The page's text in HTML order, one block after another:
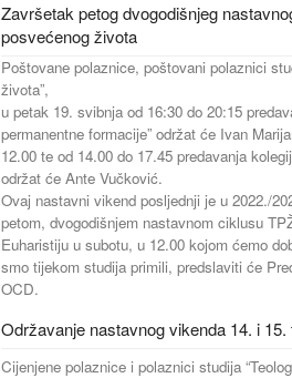
Završetak petog dvogodišnjeg
posvećenog života
Poštovane polaznice, poštovani polaznici
života”,
u petak 19. svibnja od 16:30 do 20:15
permanentne formacije” održat će Ivan
12.00 te od 14.00 do 17.45 predavanja
održat će Ante Vučković.
Ovaj nastavni vikend posljednji je u 2022./
petom, dvogodišnjem nastavnom ciklusu
Euharistiju u subotu, u 12.00 kojom ćemo
smo tijekom studija primili, predslaviti će
OCD.
Održavanje nastavnog vikenda 14. i 15.
Cijenjene polaznice i polaznici studija